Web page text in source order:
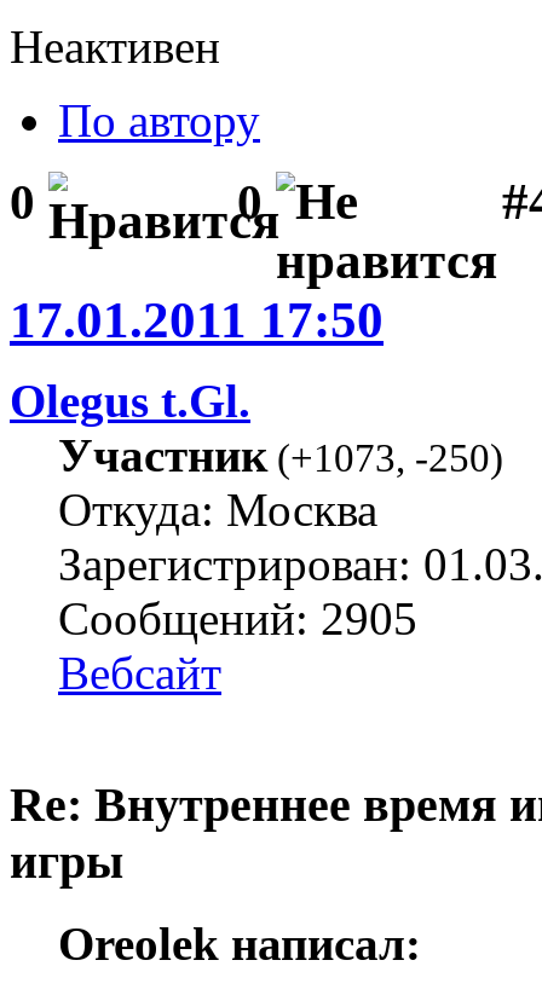
Неактивен
По автору
0 0
17.01.2011 17:50
Olegus t.Gl.
Участник(+1073, -250)
Откуда: Москва
Зарегистрирован:
Сообщений: 2905
Вебсайт
Re: Внутреннее время
игры
Oreolek написал: